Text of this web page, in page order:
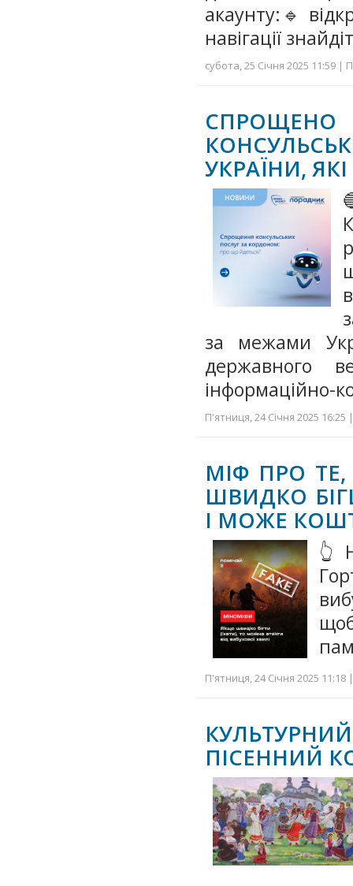
акаунту:🔹
навігації
субота, 25 Січня 2025 11:59 |
УКРАЇНИ,
за межами
державного
інформаційно-
П'ятниця, 24 Січня 2025 16:25
МІФ ПРО
ШВИДКО
І МОЖЕ
П'ятниця, 24 Січня 2025 11:18
ПІСЕННИЙ